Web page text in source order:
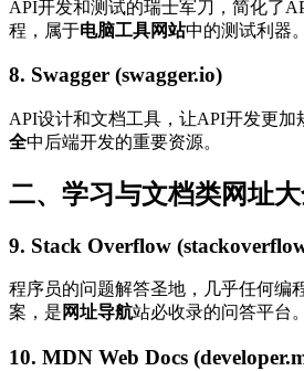
API开发和测试的瑞士军刀，简化了
程，属于电脑工具网站中的测试利器。
8. Swagger (swagger.io)
API设计和文档工具，让API开发更加
全中后端开发的重要资源。
二、学习与文档类网址
9. Stack Overflow
程序员的问题解答圣地，几乎任何编
案，是 网址导航站必收录的问答平台。
10. MDN Web Docs